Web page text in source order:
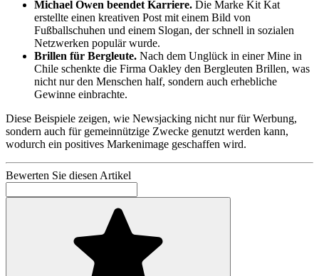
Michael Owen beendet Karriere. Die Marke Kit Kat
erstellte einen kreativen Post mit einem Bild von
Fußballschuhen und einem Slogan, der schnell in sozialen
Netzwerken populär wurde.
Brillen für Bergleute. Nach dem Unglück in einer Mine in
Chile schenkte die Firma Oakley den Bergleuten Brillen, was
nicht nur den Menschen half, sondern auch erhebliche
Gewinne einbrachte.
Diese Beispiele zeigen, wie Newsjacking nicht nur für Werbung,
sondern auch für gemeinnützige Zwecke genutzt werden kann,
wodurch ein positives Markenimage geschaffen wird.
Bewerten Sie diesen Artikel